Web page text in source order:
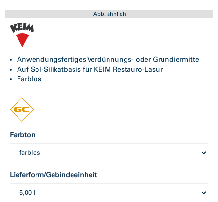
Abb. ähnlich
Anwendungsfertiges Verdünnungs- oder Grundiermittel
Auf Sol-Silikatbasis für KEIM Restauro-Lasur
Farblos
Farbton
Lieferform/Gebindeeinheit